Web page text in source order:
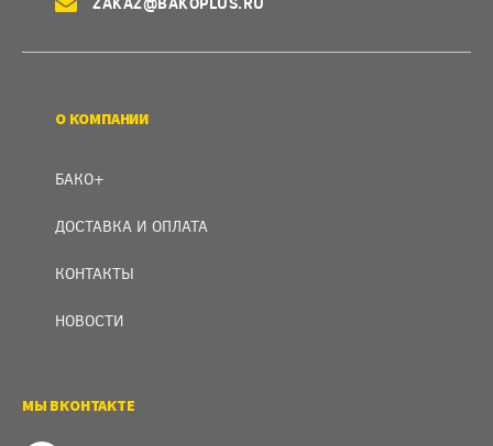
О КОМПАНИИ
БАКО+
ДОСТАВКА И ОПЛАТА
КОНТАКТЫ
НОВОСТИ
МЫ ВКОНТАКТЕ